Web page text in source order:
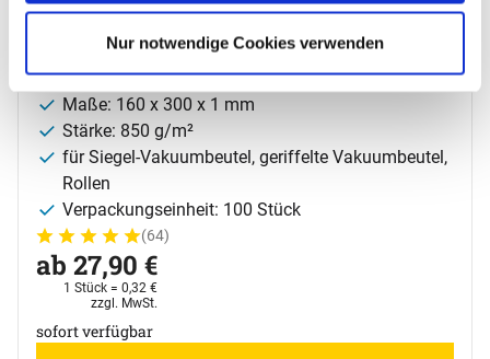
Nur notwendige Cookies verwenden
stabiler Einlegekarton
beidseitig lebensmittelecht beschichtet
Maße: 160 x 300 x 1 mm
Stärke: 850 g/m²
für Siegel-Vakuumbeutel, geriffelte Vakuumbeutel,
Rollen
Verpackungseinheit: 100 Stück
Bewertung: 5 von 5 (64 Bewertungen)
64 Bewertungen
(64)
ab:
ab 27,90 €
1 Stück = 0,32 €
Steuerhinweis:
zzgl. MwSt.
sofort verfügbar